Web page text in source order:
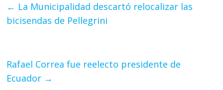
← La Municipalidad descartó relocalizar las
bicisendas de Pellegrini
Rafael Correa fue reelecto presidente de
Ecuador →